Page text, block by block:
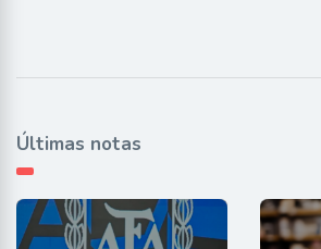
Últimas notas